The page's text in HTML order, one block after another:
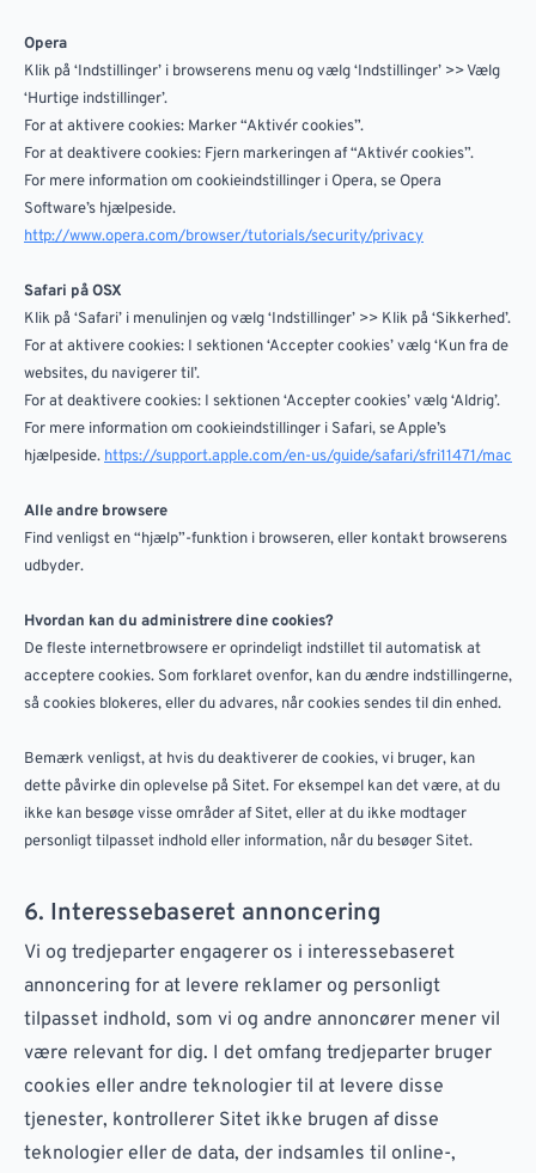
Opera
Klik på ‘Indstillinger’ i browserens menu og vælg ‘Indstillinger’ >> Vælg
‘Hurtige indstillinger’.
For at aktivere cookies: Marker “Aktivér cookies”.
For at deaktivere cookies: Fjern markeringen af “Aktivér cookies”.
For mere information om cookieindstillinger i Opera, se Opera
Software’s hjælpeside.
http://www.opera.com/browser/tutorials/security/privacy
Safari på OSX
Klik på ‘Safari’ i menulinjen og vælg ‘Indstillinger’ >> Klik på ‘Sikkerhed’.
For at aktivere cookies: I sektionen ‘Accepter cookies’ vælg ‘Kun fra de
websites, du navigerer til’.
For at deaktivere cookies: I sektionen ‘Accepter cookies’ vælg ‘Aldrig’.
For mere information om cookieindstillinger i Safari, se Apple’s
hjælpeside. https://support.apple.com/en-us/guide/safari/sfri11471/mac
Alle andre browsere
Find venligst en “hjælp”-funktion i browseren, eller kontakt browserens
udbyder.
Hvordan kan du administrere dine cookies?
De fleste internetbrowsere er oprindeligt indstillet til automatisk at
acceptere cookies. Som forklaret ovenfor, kan du ændre indstillingerne,
så cookies blokeres, eller du advares, når cookies sendes til din enhed.
Bemærk venligst, at hvis du deaktiverer de cookies, vi bruger, kan
dette påvirke din oplevelse på Sitet. For eksempel kan det være, at du
ikke kan besøge visse områder af Sitet, eller at du ikke modtager
personligt tilpasset indhold eller information, når du besøger Sitet.
6. Interessebaseret annoncering
Vi og tredjeparter engagerer os i interessebaseret
annoncering for at levere reklamer og personligt
tilpasset indhold, som vi og andre annoncører mener vil
være relevant for dig. I det omfang tredjeparter bruger
cookies eller andre teknologier til at levere disse
tjenester, kontrollerer Sitet ikke brugen af disse
teknologier eller de data, der indsamles til online-,